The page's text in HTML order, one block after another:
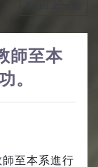
師至本
。
師至本系進行